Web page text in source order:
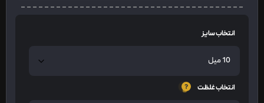
انتخاب سایز
انتخاب غلظت